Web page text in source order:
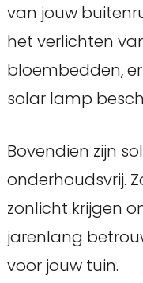
van jouw
het verlichten
bloembedden,
solar lamp
Bovendien zijn
onderhoudsvrij.
zonlicht krijgen
jarenlang
voor jouw tuin.